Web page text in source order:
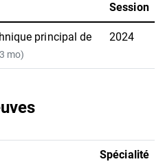
Session
principal de
mo)
2024
Spécialité